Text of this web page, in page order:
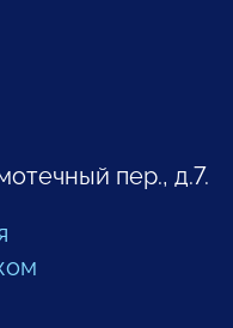
пер., д.7.